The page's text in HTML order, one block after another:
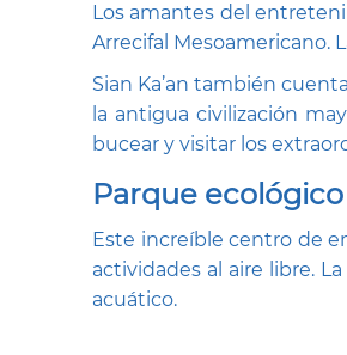
Los amantes del
Arrecifal Mesoamericano.
Sian Ka’an también
la antigua civilización
bucear y visitar los
Parque ecológico
Este increíble centro de
actividades al aire libre.
acuático.